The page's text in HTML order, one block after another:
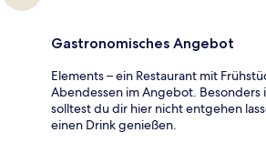
Gastronomisches Angebot
Elements – ein Restaurant mit
Abendessen im Angebot. Besonders
solltest du dir hier nicht entgehen
einen Drink genießen.